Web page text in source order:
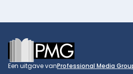
Footer
Een uitgave vanProfessional Media